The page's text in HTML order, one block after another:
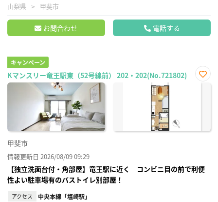
山梨県 甲斐市
お問合わせ 電話する
キャンペーン
Kマンスリー竜王駅東（52号線前） 202・202(No.721802)
お気
甲斐市
情報更新日 2026/08/09 09:29
【独立洗面台付・角部屋】竜王駅に近く コンビニ目の前で利便
性よい駐車場有のバストイレ別部屋！
アクセス 中央本線「塩崎駅」